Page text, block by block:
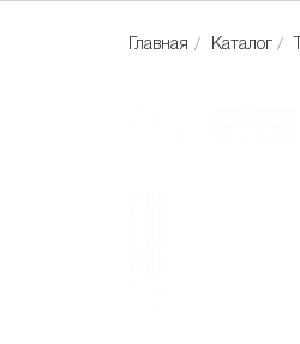
Главная Каталог